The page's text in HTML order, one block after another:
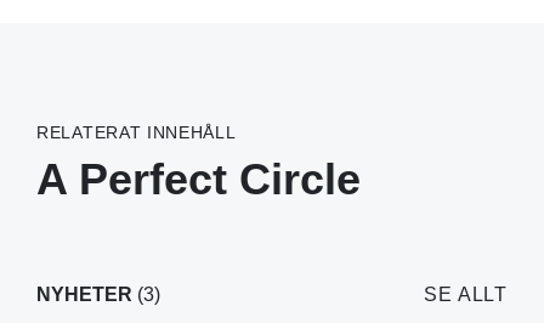
RELATERAT INNEHÅLL
A Perfect Circle
NYHETER (3) SE ALLT